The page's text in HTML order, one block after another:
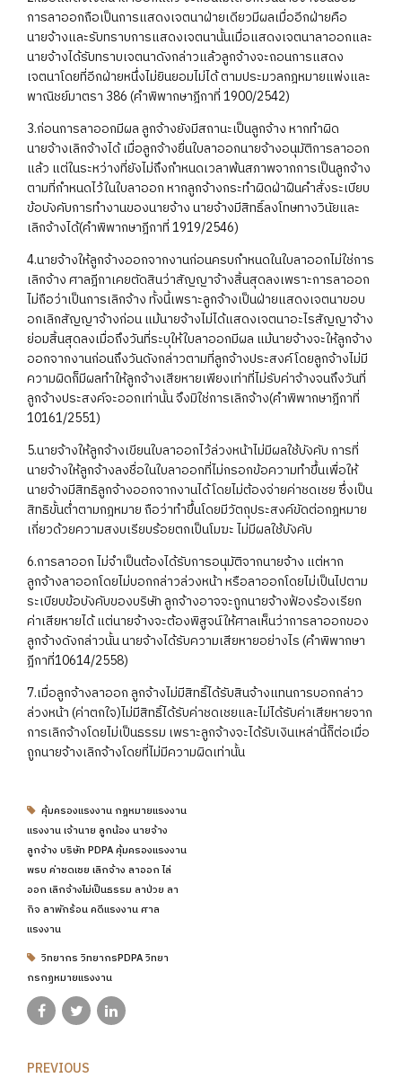
การลาออกถือเป็นการแสดงเจตนาฝ่ายเดียวมีผลเมื่ออีกฝ่ายคือ
นายจ้างและรับทราบการแสดงเจตนานั้นเมื่อแสดงเจตนาลาออกและ
นายจ้างได้รับทราบเจตนาดังกล่าวแล้วลูกจ้างจะถอนการแสดง
เจตนาโดยที่อีกฝ่ายหนึ่งไม่ยินยอมไม่ได้ ตามประมวลกฎหมายแพ่งและ
พาณิชย์มาตรา 386 (คำพิพากษาฎีกาที่ 1900/2542)
3.ก่อนการลาออกมีผล ลูกจ้างยังมีสถานะเป็นลูกจ้าง หากทำผิด
นายจ้างเลิกจ้างได้ เมื่อลูกจ้างยื่นใบลาออกนายจ้างอนุมัติการลาออก
แล้ว แต่ในระหว่างที่ยังไม่ถึงกำหนดเวลาพ้นสภาพจากการเป็นลูกจ้าง
ตามที่กำหนดไว้ในใบลาออก หากลูกจ้างกระทำผิดฝ่าฝืนคำสั่งระเบียบ
ข้อบังคับการทำงานของนายจ้าง นายจ้างมีสิทธิ์ลงโทษทางวินัยและ
เลิกจ้างได้(คำพิพากษาฎีกาที่ 1919/2546)
4.นายจ้างให้ลูกจ้างออกจากงานก่อนครบกำหนดในใบลาออกไม่ใช่การ
เลิกจ้าง ศาลฎีกาเคยตัดสินว่าสัญญาจ้างสิ้นสุดลงเพราะการลาออก
ไม่ถือว่าเป็นการเลิกจ้าง ทั้งนี้เพราะลูกจ้างเป็นฝ่ายแสดงเจตนาขอบ
อกเลิกสัญญาจ้างก่อน แม้นายจ้างไม่ได้แสดงเจตนาอะไรสัญญาจ้าง
ย่อมสิ้นสุดลงเมื่อถึงวันที่ระบุให้ใบลาออกมีผล แม้นายจ้างจะให้ลูกจ้าง
ออกจากงานก่อนถึงวันดังกล่าวตามที่ลูกจ้างประสงค์โดยลูกจ้างไม่มี
ความผิดก็มีผลทำให้ลูกจ้างเสียหายเพียงเท่าที่ไม่รับค่าจ้างจนถึงวันที่
ลูกจ้างประสงค์จะออกเท่านั้น จึงมิใช่การเลิกจ้าง(คำพิพากษาฎีกาที่
10161/2551)
5.นายจ้างให้ลูกจ้างเขียนใบลาออกไว้ล่วงหน้าไม่มีผลใช้บังคับ การที่
นายจ้างให้ลูกจ้างลงชื่อในใบลาออกที่ไม่กรอกข้อความทำขึ้นเพื่อให้
นายจ้างมีสิทธิลูกจ้างออกจากงานได้โดยไม่ต้องจ่ายค่าชดเชย ซึ่งเป็น
สิทธิขั้นต่ำตามกฎหมาย ถือว่าทำขึ้นโดยมีวัตถุประสงค์ขัดต่อกฎหมาย
เกี่ยวด้วยความสงบเรียบร้อยตกเป็นโมฆะ ไม่มีผลใช้บังคับ
6.การลาออก ไม่จำเป็นต้องได้รับการอนุมัติจากนายจ้าง แต่หาก
ลูกจ้างลาออกโดยไม่บอกกล่าวล่วงหน้า หรือลาออกโดยไม่เป็นไปตาม
ระเบียบข้อบังคับของบริษัท ลูกจ้างอาจจะถูกนายจ้างฟ้องร้องเรียก
ค่าเสียหายได้ แต่นายจ้างจะต้องพิสูจน์ให้ศาลเห็นว่าการลาออกของ
ลูกจ้างดังกล่าวนั้น นายจ้างได้รับความเสียหายอย่างไร (คำพิพากษา
ฎีกาที่10614/2558)
7.เมื่อลูกจ้างลาออก ลูกจ้างไม่มีสิทธิ์ได้รับสินจ้างแทนการบอกกล่าว
ล่วงหน้า (ค่าตกใจ)ไม่มีสิทธิ์ได้รับค่าชดเชยและไม่ได้รับค่าเสียหายจาก
การเลิกจ้างโดยไม่เป็นธรรม เพราะลูกจ้างจะได้รับเงินเหล่านี้ก็ต่อเมื่อ
ถูกนายจ้างเลิกจ้างโดยที่ไม่มีความผิดเท่านั้น
คุ้มครองแรงงาน กฎหมายแรงงาน
แรงงาน เจ้านาย ลูกน้อง นายจ้าง
ลูกจ้าง บริษัท PDPA คุ้มครองแรงงาน
พรบ ค่าชดเชย เลิกจ้าง ลาออก ไล่
ออก เลิกจ้างไม่เป็นธรรม ลาป่วย ลา
กิจ ลาพักร้อน คดีแรงงาน ศาล
แรงงาน
วิทยากร วิทยากรPDPA วิทยา
กรกฏหมายแรงงาน
PREVIOUS